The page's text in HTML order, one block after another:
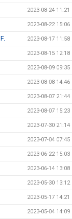
2023-08-24 11:21
2023-08-22 15:06
2023-08-17 11:58
2023-08-15 12:18
2023-08-09 09:35
2023-08-08 14:46
2023-08-07 21:44
2023-08-07 15:23
2023-07-30 21:14
2023-07-04 07:45
2023-06-22 15:03
2023-06-14 13:08
2023-05-30 13:12
2023-05-17 14:21
2023-05-04 14:09